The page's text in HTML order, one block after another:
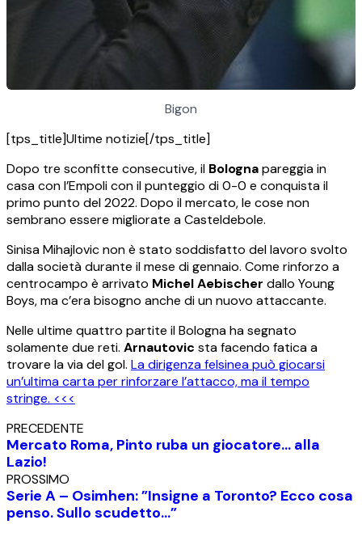
Bigon
[tps_title]Ultime notizie[/tps_title]
Dopo tre sconfitte consecutive, il Bolognapareggia in
casa con l’Empoli con il punteggio di 0-0 e conquista il
primo punto del 2022. Dopo il mercato, le cose non
sembrano essere migliorate a Casteldebole.
Sinisa Mihajlovic non è stato soddisfatto del lavoro svolto
dalla società durante il mese di gennaio. Come rinforzo a
centrocampo è arrivato Michel Aebischer dallo Young
Boys, ma c’era bisogno anche di un nuovo attaccante.
Nelle ultime quattro partite il Bologna ha segnato
solamente due reti. Arnautovic sta facendo fatica a
trovare la via del gol. La dirigenza felsinea può giocarsi
un’ultima carta per rinforzare l’attacco, ma il tempo
stringe. <<<
PRECEDENTE
Mercato Roma, Pinto ruba un giocatore… alla
Lazio!
PROSSIMO
Serie A – Osimhen: ”Insigne a Toronto? Ecco cosa
penso. Sullo scudetto…”